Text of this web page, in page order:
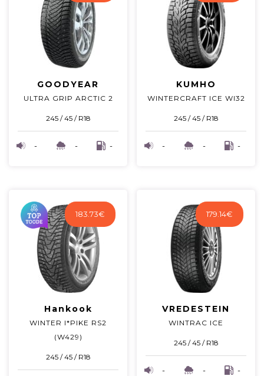
GOODYEAR
ULTRA GRIP ARCTIC 2
245 / 45 / R18
- - -
KUMHO
WINTERCRAFT ICE WI32
245 / 45 / R18
- - -
183.73€
Hankook
WINTER I*PIKE RS2
(W429)
245 / 45 / R18
179.14€
VREDESTEIN
WINTRAC ICE
245 / 45 / R18
- - -